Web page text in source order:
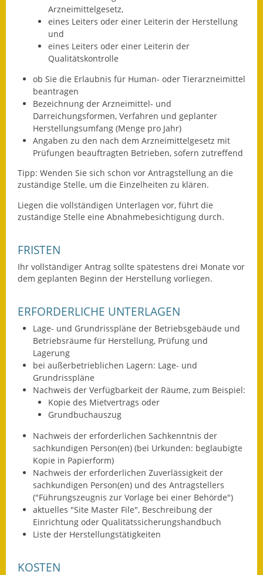
Fundbehörde
Gemeinderat
Sitzungsberichte 2017
Sitzungsberichte 2018
Sitzungsberichte 2019
Gemeindeverwaltung
Eröffnungsbilanz
Abwassergebühr
Grundsteuerreform
Haushaltspläne
Jahresabschlüsse
Heiraten in Notzingen
Notruftafel
Ortsrecht
Wahlen
Arzneimittelgesetz,
eines Leiters oder einer Leiterin der Herstellung
und
eines Leiters oder einer Leiterin der
Qualitätskontrolle
ob Sie die Erlaubnis für Human- oder Tierarzneimittel
beantragen
Bezeichnung der Arzneimittel- und
Darreichungsformen, Verfahren und geplanter
Herstellungsumfang (Menge pro Jahr)
Angaben zu den nach dem Arzneimittelgesetz mit
Prüfungen beauftragten Betrieben, sofern zutreffend
Tipp: Wenden Sie sich schon vor Antragstellung an die
zuständige Stelle, um die Einzelheiten zu klären.
Liegen die vollständigen Unterlagen vor, führt die
zuständige Stelle eine Abnahmebesichtigung durch.
FRISTEN
Ihr vollständiger Antrag sollte spätestens drei Monate vor
dem geplanten Beginn der Herstellung vorliegen.
ERFORDERLICHE UNTERLAGEN
Lage- und Grundrisspläne der Betriebsgebäude und
Betriebsräume für Herstellung, Prüfung und
Lagerung
bei außerbetrieblichen Lagern: Lage- und
Grundrisspläne
Nachweis der Verfügbarkeit der Räume, zum Beispiel:
Kopie des Mietvertrags oder
Grundbuchauszug
Nachweis der erforderlichen Sachkenntnis der
sachkundigen Person(en) (bei Urkunden: beglaubigte
Kopie in Papierform)
Nachweis der erforderlichen Zuverlässigkeit der
sachkundigen Person(en) und des Antragstellers
("Führungszeugnis zur Vorlage bei einer Behörde")
aktuelles "Site Master File", Beschreibung der
Einrichtung oder Qualitätssicherungshandbuch
Liste der Herstellungstätigkeiten
KOSTEN